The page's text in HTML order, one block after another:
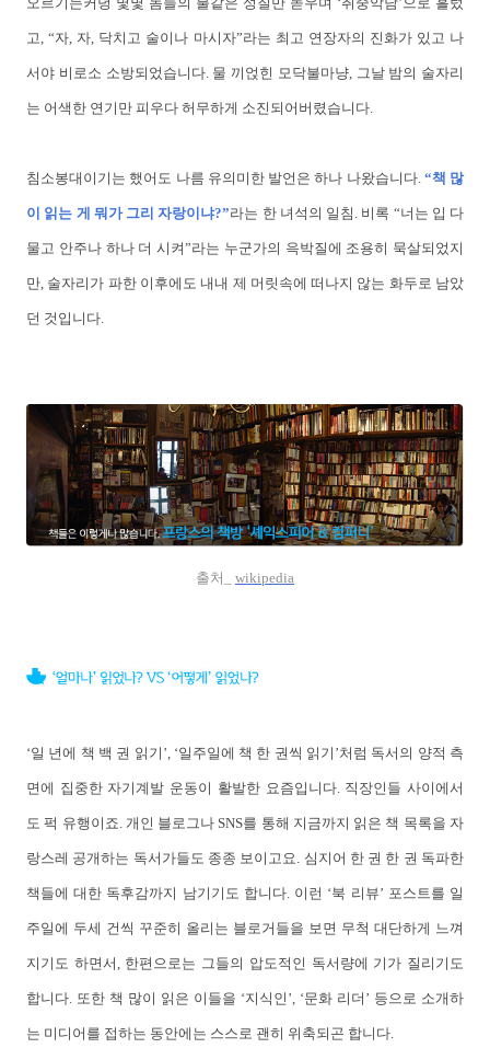
고, “자, 자, 닥치고 술이나 마시자”라는 최고 연장자의 진화가 있고 나
서야 비로소 소방되었습니다. 물 끼얹힌 모닥불마냥, 그날 밤의 술자리
는 어색한 연기만 피우다 허무하게 소진되어버렸습니다.
침소봉대이기는 했어도 나름 유의미한 발언은 하나 나왔습니다. “책 많
이 읽는 게 뭐가 그리 자랑이냐?”라는 한 녀석의 일침. 비록 “너는 입 다
물고 안주나 하나 더 시켜”라는 누군가의 윽박질에 조용히 묵살되었지
만, 술자리가 파한 이후에도 내내 제 머릿속에 떠나지 않는 화두로 남았
던 것입니다.
출처_ wikipedia
‘일 년에 책 백 권 읽기’, ‘일주일에 책 한 권씩 읽기’처럼 독서의 양적 측
면에 집중한 자기계발 운동이 활발한 요즘입니다. 직장인들 사이에서
도 퍽 유행이죠. 개인 블로그나 SNS를 통해 지금까지 읽은 책 목록을 자
랑스레 공개하는 독서가들도 종종 보이고요. 심지어 한 권 한 권 독파한
책들에 대한 독후감까지 남기기도 합니다. 이런 ‘북 리뷰’ 포스트를 일
주일에 두세 건씩 꾸준히 올리는 블로거들을 보면 무척 대단하게 느껴
지기도 하면서, 한편으로는 그들의 압도적인 독서량에 기가 질리기도
합니다. 또한 책 많이 읽은 이들을 ‘지식인’, ‘문화 리더’ 등으로 소개하
는 미디어를 접하는 동안에는 스스로 괜히 위축되곤 합니다.